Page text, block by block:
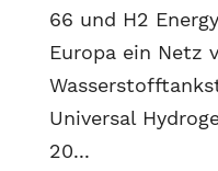
66 und H2
Europa ein Netz
Universal
20...